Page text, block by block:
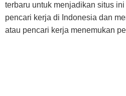
terbaru untuk menjadikan situs
pencari kerja di Indonesia dan
atau pencari kerja menemukan